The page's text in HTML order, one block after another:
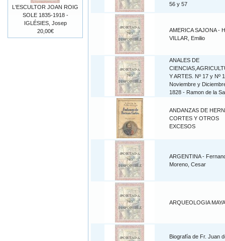
56 y 57
AMERICA SAJONA -
VILLAR, Emilio
ANALES DE
Y ARTES. Nº 17 y Nº
Noviembre y
1828 - Ramon de la
ANDANZAS DE
CORTES Y OTROS
EXCESOS
ARGENTINA -
Moreno, Cesar
ARQUEOLOGIA MAYA
Biografía de Fr. Juan
L'ESCULTOR JOAN ROIG
SOLE 1835-1918 -
IGLÉSIES, Josep
20,00€